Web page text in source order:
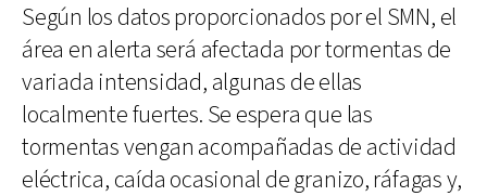
Según los datos proporcionados por el SMN, el
área en alerta será afectada por tormentas de
variada intensidad, algunas de ellas
localmente fuertes. Se espera que las
tormentas vengan acompañadas de actividad
eléctrica, caída ocasional de granizo, ráfagas y,